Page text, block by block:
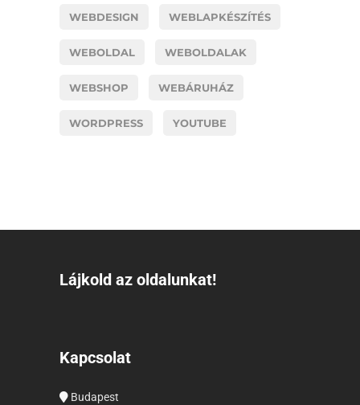
WEBDESIGN WEBLAPKÉSZÍTÉS
WEBOLDAL WEBOLDALAK
WEBSHOP WEBÁRUHÁZ
WORDPRESS YOUTUBE
Lájkold az oldalunkat!
Kapcsolat
Budapest